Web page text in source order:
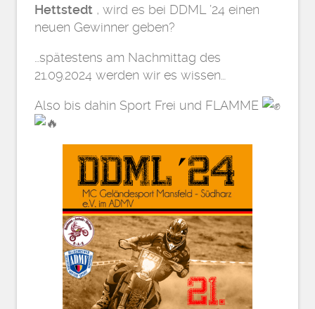
Hettstedt, wird es bei DDML ’24 einen
neuen Gewinner geben?
…spätestens am Nachmittag des
21.09.2024 werden wir es wissen…
Also bis dahin Sport Frei und FLAMME